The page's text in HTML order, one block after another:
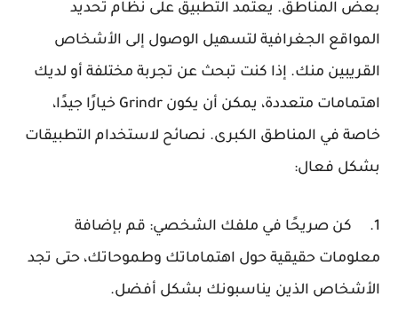
بعض المناطق. يعتمد التطبيق على نظام تحديد
المواقع الجغرافية لتسهيل الوصول إلى الأشخاص
القريبين منك. إذا كنت تبحث عن تجربة مختلفة أو لديك
اهتمامات متعددة، يمكن أن يكون Grindr خيارًا جيدًا،
خاصة في المناطق الكبرى. نصائح لاستخدام التطبيقات
بشكل فعال:
1.
كن صريحًا في ملفك الشخصي: قم بإضافة
معلومات حقيقية حول اهتماماتك وطموحاتك، حتى تجد
الأشخاص الذين يناسبونك بشكل أفضل.